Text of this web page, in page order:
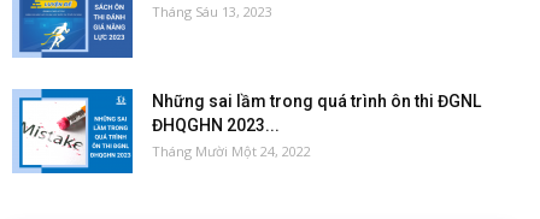
Tháng Sáu 13, 2023
Những sai lầm trong quá trình ôn thi ĐGNL
ĐHQGHN 2023...
Tháng Mười Một 24, 2022